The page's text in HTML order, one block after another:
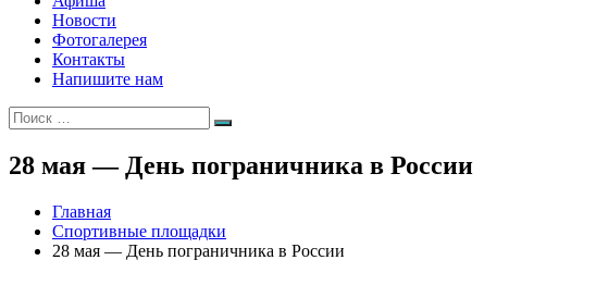
Новости
Фотогалерея
Контакты
Напишите нам
Искать:
Поиск
28 мая — День пограничника в России
Главная
Спортивные площадки
28 мая — День пограничника в России